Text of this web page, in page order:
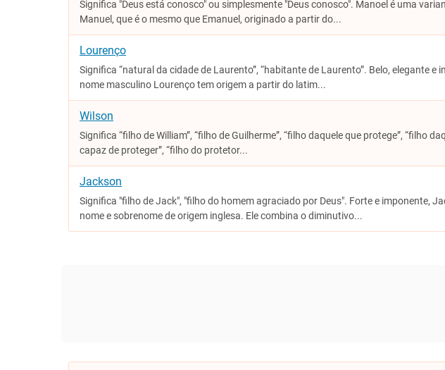
Significa "Deus está conosco" ou simplesmente "Deus conosco". Manoel é uma
Manuel, que é o mesmo que Emanuel, originado a partir do...
Lourenço
Significa “natural da cidade de Laurento”, “habitante de Laurento”. Belo, elegante e
nome masculino Lourenço tem origem a partir do latim...
Wilson
Significa “filho de William”, “filho de Guilherme”, “filho daquele que protege”, “filho
capaz de proteger”, “filho do protetor...
Jackson
Significa "filho de Jack", "filho do homem agraciado por Deus". Forte e imponente,
nome e sobrenome de origem inglesa. Ele combina o diminutivo...